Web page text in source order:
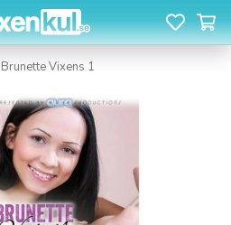
Brunette Vixens 1